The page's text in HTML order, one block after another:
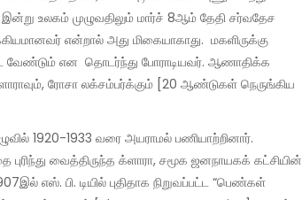
உலகம் முழுவதிலும் மார்ச் 8ஆம் தேதி சர்வதேச
என்றால் அது மிகையாகாது. மகளிருக்கு
வேண்டும் என தொடர்ந்து போராடியவர். ஆணாதிக்க
ரோசா லக்சம்பர்க்கும் [20 ஆண்டுகள் நெருங்கிய
வைத்திருந்த க்ளாரா, சமூக ஜனநாயகக் கட்சியின்
எஸ். பி. டியில் புதிதாக நிறுவப்பட்ட “பெண்கள்